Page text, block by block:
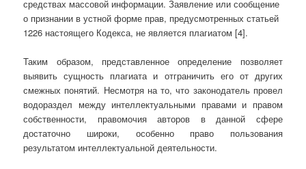
средствах массовой информации. Заявление или сообщение
о признании в устной форме прав, предусмотренных статьей
1226 настоящего Кодекса, не является плагиатом [4].
Таким образом, представленное определение позволяет
выявить сущность плагиата и отграничить его от других
смежных понятий. Несмотря на то, что законодатель провел
водораздел между интеллектуальными правами и правом
собственности, правомочия авторов в данной сфере
достаточно широки, особенно право пользования
результатом интеллектуальной деятельности.